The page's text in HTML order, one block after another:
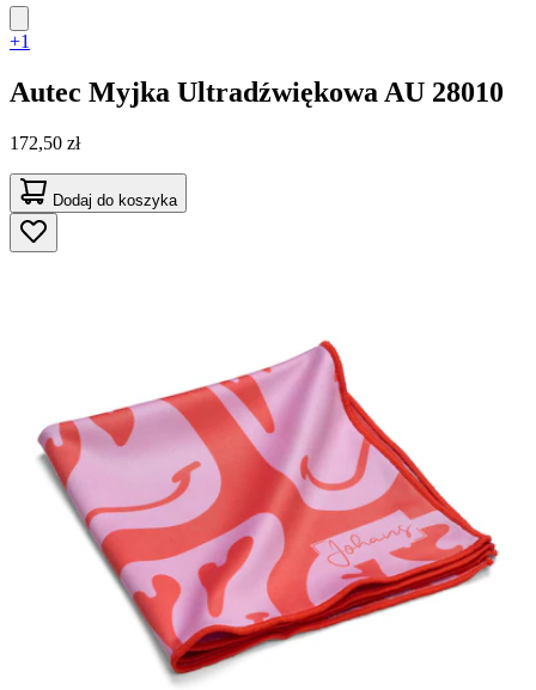
+1
Autec Myjka Ultradźwiękowa AU 28010
172,50 zł
Dodaj do koszyka